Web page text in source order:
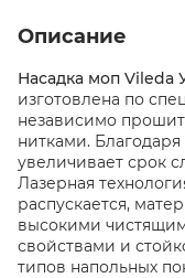
Описание
Насадка моп Vileda
изготовлена по
независимо
нитками. Благодаря
увеличивает срок
Лазерная
распускается,
высокими
свойствами и
типов напольных